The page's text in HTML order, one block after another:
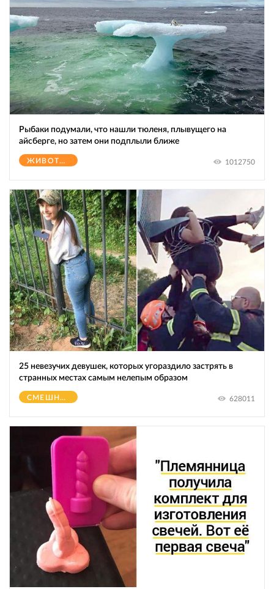
Рыбаки подумали, что нашли тюленя, плывущего на
айсберге, но затем они подплыли ближе
ЖИВОТНЫЕ 1012750
25 невезучих девушек, которых угораздило застрять в
странных местах самым нелепым образом
СМЕШНОЕ 628011